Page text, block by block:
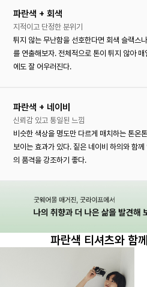
파란색 + 회색
지적이고 단정한 분위기
튀지 않는 무난함을 선호한다면 회색 슬랙스
를 연출해보자. 전체적으로 톤이 튀지 않아
에도 잘 어우러진다.
파란색 + 네이비
신뢰감 있고 통일된 느낌
비슷한 색상을 명도만 다르게 매치하는 톤온
보이는 효과가 있다. 짙은 네이비 하의와 함
의 품격을 강조하기 좋다.
파란색 티셔츠와 함